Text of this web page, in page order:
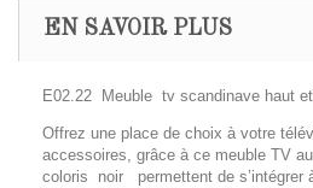
EN SAVOIR PLUS
E02.22 Meuble tv scandinave haut
Offrez une place de choix à votre
accessoires, grâce à ce meuble TV
coloris noir permettent de s’intégrer